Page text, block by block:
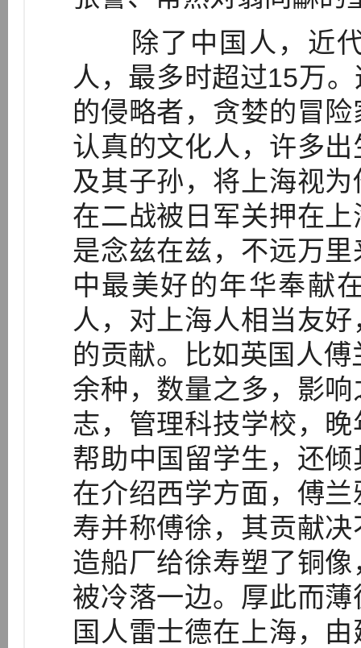
除了中国人，近代
人，最多时超过15万
的侵略者，贪婪的冒
认真的文化人，许多
及其子孙，将上海视
在二战被日军关押在
是念兹在兹，不远万
中最美好的年华奉献
人，对上海人相当友
的贡献。比如英国人
余种，数量之多，影
志，管理科技学校，
帮助中国留学生，还
在介绍西学方面，傅
寿并称傅徐，其贡献
造船厂给徐寿塑了铜
被冷落一边。厚此而
国人雷士德在上海，